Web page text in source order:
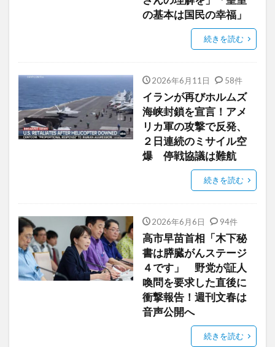
の基本は国民の幸福」
続きを読む
2026年6月11日 58件
イランが再びホルムズ
海峡封鎖を宣言！アメ
リカ軍の攻撃で反発、
２日連続のミサイル空
爆 停戦協議は難航
続きを読む
2026年6月6日 94件
高市早苗首相「木下秘
書は膵臓がんステージ
４です」 野党が証人
喚問を要求した直後に
衝撃報告！週刊文春は
音声公開へ
続きを読む